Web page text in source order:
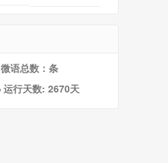
微语总数：条
运行天数: 2670天